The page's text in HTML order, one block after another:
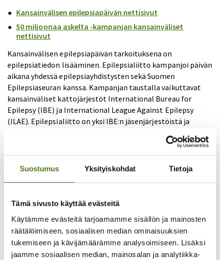
Suostumus Yksityiskohdat Tietoja
Tämä sivusto käyttää evästeitä
Käytämme evästeitä tarjoamamme sisällön ja mainosten
räätälöimiseen, sosiaalisen median ominaisuuksien
tukemiseen ja kävijämäärämme analysoimiseen. Lisäksi
jaamme sosiaalisen median, mainosalan ja analytiikka-
Kansainvälisen epilepsiapäivän nettisivut
50 miljoonaa askelta -kampanjan kansainväliset
nettisivut
Kansainvälisen epilepsiapäivän tarkoituksena on
epilepsiatiedon lisääminen. Epilepsialiitto kampanjoi päivän
aikana yhdessä epilepsiayhdistysten sekä Suomen
Epilepsiaseuran kanssa. Kampanjan taustalla vaikuttavat
kansainväliset kattojärjestöt International Bureau for
Epilepsy (IBE) ja International League Against Epilepsy
(ILAE). Epilepsialiitto on yksi IBE:n jäsenjärjestöistä ja
Kansainvälistä epilepsiapäivää on vietetty vuodesta 2005
alkaen.
Tiesitkö, että…
Epilepsiaa sairastaa 50 miljoonaa ihmistä
Suomessa epilepsiaa sairastavia on noin 60 000 eli
yhdellä sadasta suomalaisesta on epilepsia.
Vuosittain uusia epilepsiadiagnooseja tehdään
Suomessa noin 3 500.